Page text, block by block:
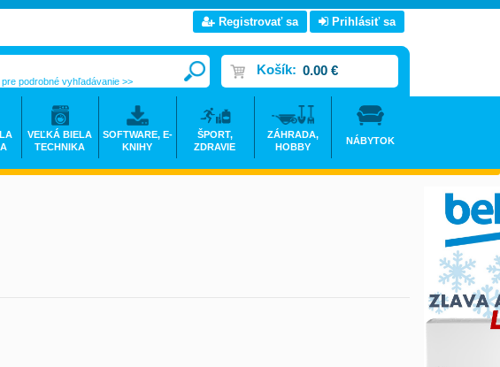
Registrovať sa Prihlásiť sa
Košík: 0.00 €
pre podrobné vyhľadávanie >>
VEĽKÁ BIELA
TECHNIKA
SOFTWARE, E-
KNIHY
ŠPORT,
ZDRAVIE
ZÁHRADA,
HOBBY
NÁBYTOK